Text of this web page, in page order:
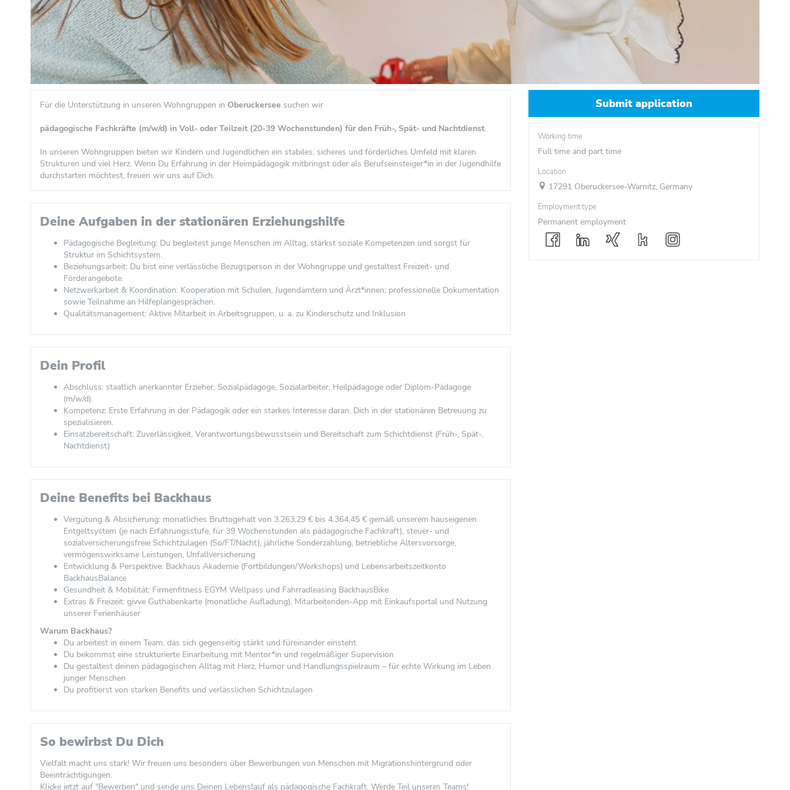
Für die Unterstützung in unseren Wohngruppen in Oberuckersee suchen wir
pädagogische Fachkräfte (m/w/d) in Voll- oder Teilzeit (20-39 Wochenstunden) für den Früh-, Spät- und Nachtdienst.
In unseren Wohngruppen bieten wir Kindern und Jugendlichen ein stabiles, sicheres und förderliches Umfeld mit klaren
Strukturen und viel Herz. Wenn Du Erfahrung in der Heimpädagogik mitbringst oder als Berufseinsteiger*in in der Jugendhilfe
durchstarten möchtest, freuen wir uns auf Dich.
Deine Aufgaben in der stationären Erziehungshilfe
Pädagogische Begleitung: Du begleitest junge Menschen im Alltag, stärkst soziale Kompetenzen und sorgst für
Struktur im Schichtsystem.
Beziehungsarbeit: Du bist eine verlässliche Bezugsperson in der Wohngruppe und gestaltest Freizeit- und
Förderangebote.
Netzwerkarbeit & Koordination: Kooperation mit Schulen, Jugendämtern und Ärzt*innen; professionelle Dokumentation
sowie Teilnahme an Hilfeplangesprächen.
Qualitätsmanagement: Aktive Mitarbeit in Arbeitsgruppen, u. a. zu Kinderschutz und Inklusion
Dein Profil
Abschluss: staatlich anerkannter Erzieher, Sozialpädagoge, Sozialarbeiter, Heilpädagoge oder Diplom-Pädagoge
(m/w/d).
Kompetenz: Erste Erfahrung in der Pädagogik oder ein starkes Interesse daran, Dich in der stationären Betreuung zu
spezialisieren.
Einsatzbereitschaft: Zuverlässigkeit, Verantwortungsbewusstsein und Bereitschaft zum Schichtdienst (Früh-, Spät-,
Nachtdienst)
Deine Benefits bei Backhaus
Vergütung & Absicherung: monatliches Bruttogehalt von 3.263,29 € bis 4.364,45 € gemäß unserem hauseigenen
Entgeltsystem (je nach Erfahrungsstufe, für 39 Wochenstunden als pädagogische Fachkraft), steuer- und
sozialversicherungsfreie Schichtzulagen (So/FT/Nacht), jährliche Sonderzahlung, betriebliche Altersvorsorge,
vermögenswirksame Leistungen, Unfallversicherung
Entwicklung & Perspektive: Backhaus Akademie (Fortbildungen/Workshops) und Lebensarbeitszeitkonto
BackhausBalance
Gesundheit & Mobilität: Firmenfitness EGYM Wellpass und Fahrradleasing BackhausBike
Extras & Freizeit: givve Guthabenkarte (monatliche Aufladung), Mitarbeitenden-App mit Einkaufsportal und Nutzung
unserer Ferienhäuser
Warum Backhaus?
Du arbeitest in einem Team, das sich gegenseitig stärkt und füreinander einsteht
Du bekommst eine strukturierte Einarbeitung mit Mentor*in und regelmäßiger Supervision
Du gestaltest deinen pädagogischen Alltag mit Herz, Humor und Handlungsspielraum – für echte Wirkung im Leben
junger Menschen
Du profitierst von starken Benefits und verlässlichen Schichtzulagen
So bewirbst Du Dich
Vielfalt macht uns stark! Wir freuen uns besonders über Bewerbungen von Menschen mit Migrationshintergrund oder
Beeinträchtigungen.
Klicke jetzt auf "Bewerben" und sende uns Deinen Lebenslauf als pädagogische Fachkraft. Werde Teil unseres Teams!
Submit application
Working time
Full time and part time
Location
17291 Oberuckersee-Warnitz, Germany
Employment type
Permanent employment